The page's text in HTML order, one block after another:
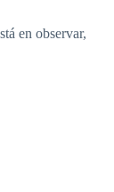
en observar,